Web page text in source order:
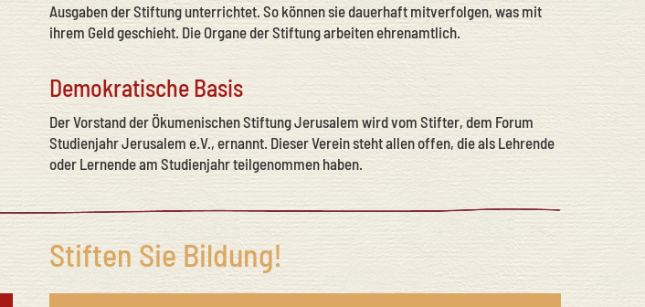
Ausgaben der Stiftung unterrichtet. So können sie dauerhaft mitverfolgen, was mit
ihrem Geld geschieht. Die Organe der Stiftung arbeiten ehrenamtlich.
Demokratische Basis
Der Vorstand der Ökumenischen Stiftung Jerusalem wird vom Stifter, dem Forum
Studienjahr Jerusalem e.V., ernannt. Dieser Verein steht allen offen, die als Lehrende
oder Lernende am Studienjahr teilgenommen haben.
Stiften Sie Bildung!